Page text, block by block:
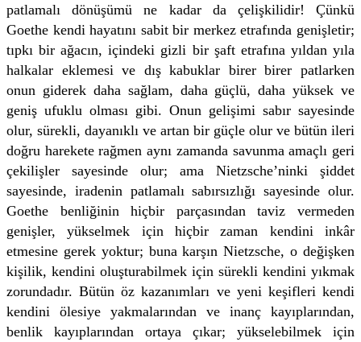
patlamalı dönüşümü ne kadar da çelişkilidir! Çünkü
Goethe kendi hayatını sabit bir merkez etrafında genişletir;
tıpkı bir ağacın, içindeki gizli bir şaft etrafına yıldan yıla
halkalar eklemesi ve dış kabuklar birer birer patlarken
onun giderek daha sağlam, daha güçlü, daha yüksek ve
geniş ufuklu olması gibi. Onun gelişimi sabır sayesinde
olur, sürekli, dayanıklı ve artan bir güçle olur ve bütün ileri
doğru harekete rağmen aynı zamanda savunma amaçlı geri
çekilişler sayesinde olur; ama Nietzsche’ninki şiddet
sayesinde, iradenin patlamalı sabırsızlığı sayesinde olur.
Goethe benliğinin hiçbir parçasından taviz vermeden
genişler, yükselmek için hiçbir zaman kendini inkâr
etmesine gerek yoktur; buna karşın Nietzsche, o değişken
kişilik, kendini oluşturabilmek için sürekli kendini yıkmak
zorundadır. Bütün öz kazanımları ve yeni keşifleri kendi
kendini ölesiye yakmalarından ve inanç kayıplarından,
benlik kayıplarından ortaya çıkar; yükselebilmek için